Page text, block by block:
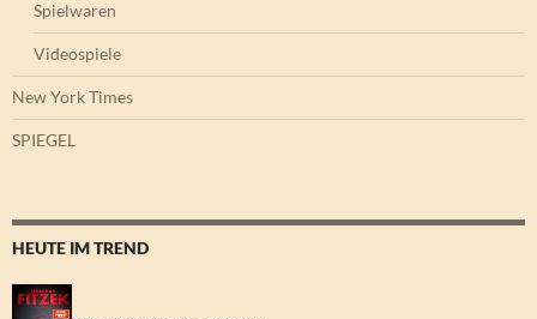
Spielwaren
Videospiele
New York Times
SPIEGEL
HEUTE IM TREND